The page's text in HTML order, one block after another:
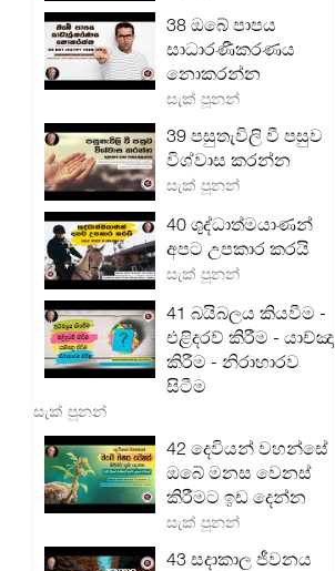
38 ඔබේ පාපය
සාධාරණීකරණය
නොකරන්න
සැක් පූනන්
39 පසුතැවිලි වී පසුව
විශ්වාස කරන්න
සැක් පූනන්
40 ශුද්ධාත්මයාණන්
අපට උපකාර කරයි
සැක් පූනන්
41 බයිබලය කියවීම -
එළිදරව් කිරීම - යාච්ඤා
කිරීම - නිරාහාරව
සිටීම
සැක් පූනන්
42 දෙවියන් වහන්සේ
ඔබේ මනස වෙනස්
කිරීමට ඉඩ දෙන්න
සැක් පූනන්
43 සදාකාල ජීවනය